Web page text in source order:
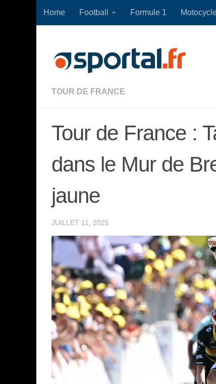
Skip to content
Home Football Formule 1
TOUR DE FRANCE
Tour de France :
dans le Mur de
jaune
JUILLET 11, 2025